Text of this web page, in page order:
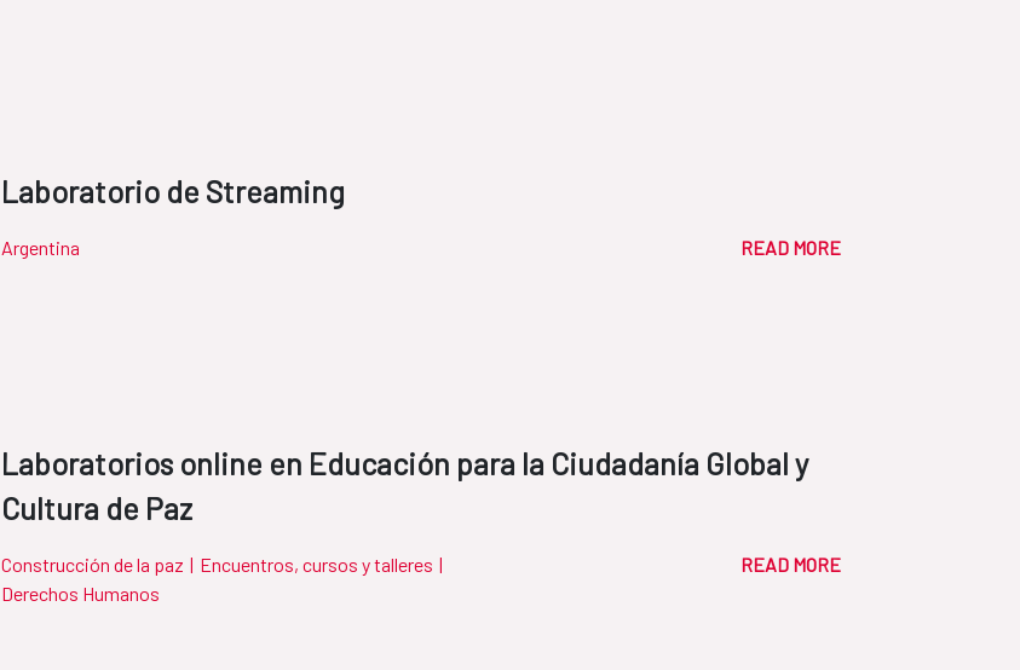
Laboratorio de Streaming
Argentina READ MORE
Laboratorios online en Educación para la Ciudadanía Global y
Cultura de Paz
Construcción de la paz | Encuentros, cursos y talleres |
Derechos Humanos
READ MORE